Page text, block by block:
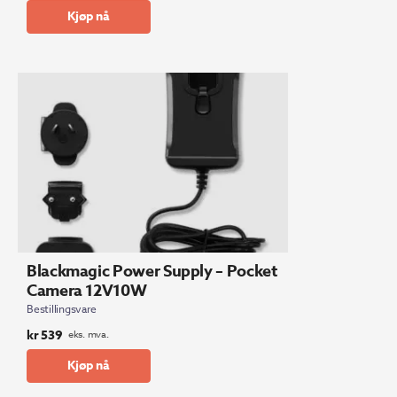
Kjøp nå
Blackmagic Power Supply – Pocket
Camera 12V10W
Bestillingsvare
kr539 eks. mva.
Kjøp nå